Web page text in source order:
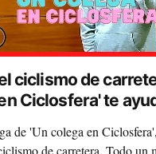
ciclismo de
Ciclosfera' te
de 'Un colega en
de carretera. Todo un